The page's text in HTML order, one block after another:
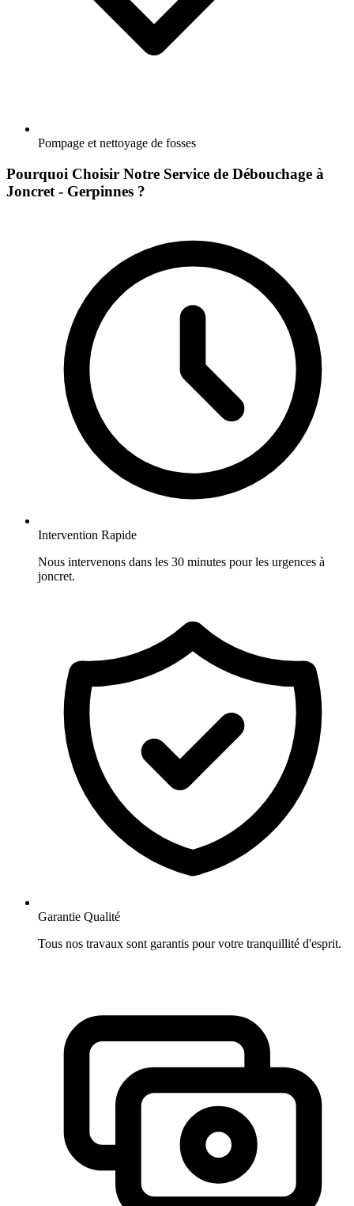
Pompage et nettoyage de fosses
Pourquoi Choisir Notre Service de Débouchage à
Joncret - Gerpinnes ?
Intervention Rapide
Nous intervenons dans les 30 minutes pour les urgences à
joncret.
Garantie Qualité
Tous nos travaux sont garantis pour votre tranquillité d'esprit.